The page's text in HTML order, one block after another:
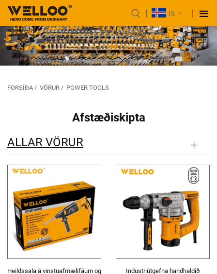
IS
FORSÍÐA / VÖRUR / POWER TOOLS
Afstæðiskipta
ALLAR VÖRUR
Heildssala á vinstuafmælifáum og
Industriútgefna handhaldið